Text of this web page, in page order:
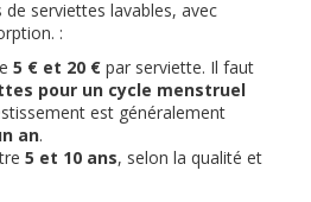
serviettes lavables, avec
:
5 € et 20 € par serviette. Il faut
pour un cycle menstruel
est généralement
an.
5 et 10 ans, selon la qualité et